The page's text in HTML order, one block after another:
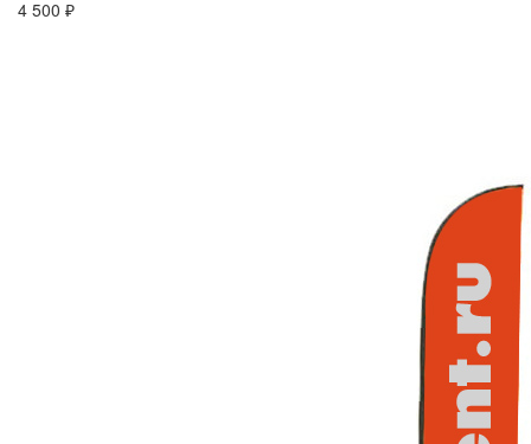
4 500 ₽